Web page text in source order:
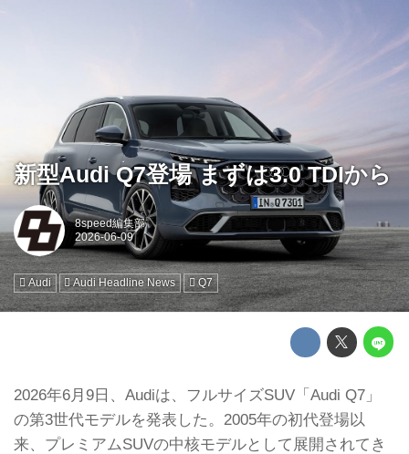
新型Audi Q7登場 まずは3.0 TDIから
8speed編集部
Audi Audi Headline News Q7
2026年6月9日、Audiは、フルサイズSUV「Audi Q7」
の第3世代モデルを発表した。2005年の初代登場以
来、プレミアムSUVの中核モデルとして展開されてき